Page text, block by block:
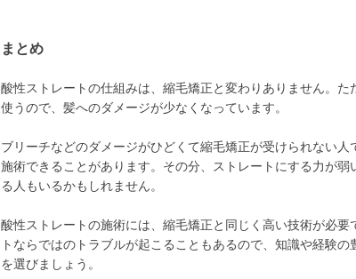
まとめ
酸性ストレートの仕組みは、縮毛矯正と変わりありません。た
使うので、髪へのダメージが少なくなっています。
ブリーチなどのダメージがひどくて縮毛矯正が受けられない人
施術できることがあります。その分、ストレートにする力が弱
る人もいるかもしれません。
酸性ストレートの施術には、縮毛矯正と同じく高い技術が必要
トならではのトラブルが起こることもあるので、知識や経験
を選びましょう。